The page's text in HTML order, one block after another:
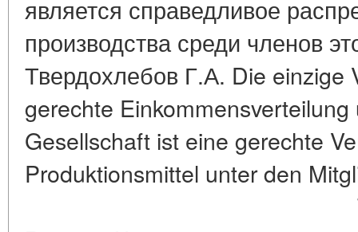
является справедливое
производства среди членов
Твердохлебов Г.А. Die einzige
gerechte
Gesellschaft ist eine gerechte
Produktionsmittel unter den